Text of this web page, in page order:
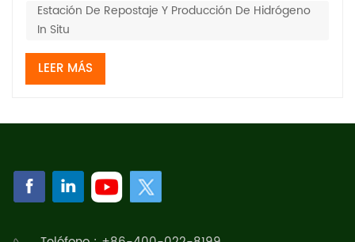
Estación De Repostaje Y Producción De Hidrógeno
In Situ
LEER MÁS